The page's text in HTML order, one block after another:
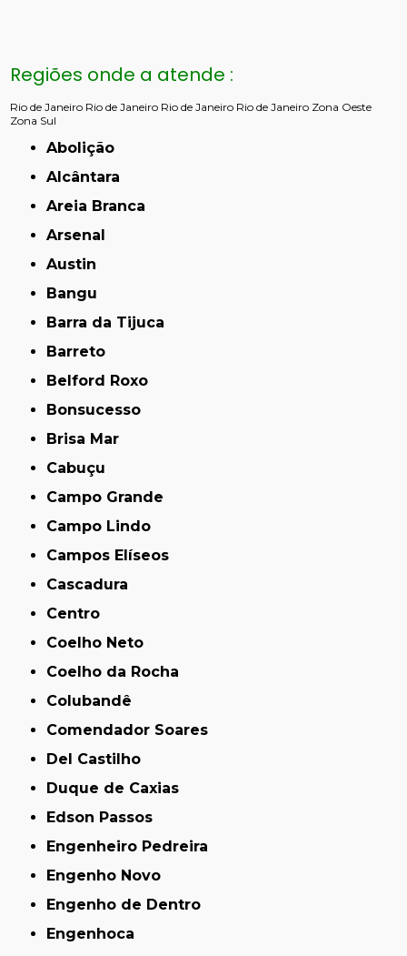
Regiões onde a atende :
Rio de Janeiro Rio de Janeiro Rio de Janeiro Rio de Janeiro Zona Oeste
Zona Sul
Abolição
Alcântara
Areia Branca
Arsenal
Austin
Bangu
Barra da Tijuca
Barreto
Belford Roxo
Bonsucesso
Brisa Mar
Cabuçu
Campo Grande
Campo Lindo
Campos Elíseos
Cascadura
Centro
Coelho Neto
Coelho da Rocha
Colubandê
Comendador Soares
Del Castilho
Duque de Caxias
Edson Passos
Engenheiro Pedreira
Engenho Novo
Engenho de Dentro
Engenhoca